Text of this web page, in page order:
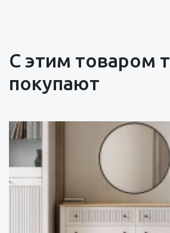
С этим товаром
покупают